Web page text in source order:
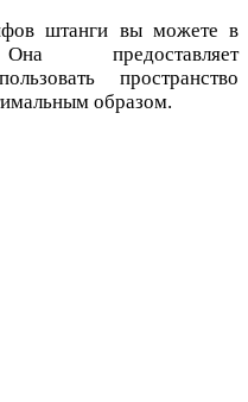
штанги вы можете в
предоставляет
пространство
образом.